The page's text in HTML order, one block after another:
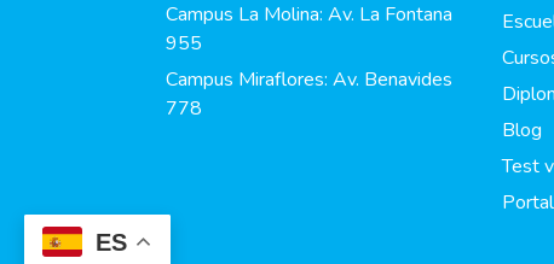
ES
Campus La Molina: Av. La Fontana
955
Campus Miraflores: Av. Benavides
778
Blog
Test